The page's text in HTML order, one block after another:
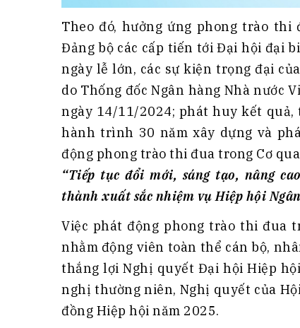
Theo đó, hưởng ứng phong trào
Đảng bộ các cấp tiến tới Đại hội đại
ngày lễ lớn, các sự kiện trọng đại
do Thống đốc Ngân hàng Nhà nước
ngày 14/11/2024; phát huy kết
hành trình 30 năm xây dựng và
động phong trào thi đua trong Cơ
“Tiếp tục đổi mới, sáng tạo, nâng
thành xuấtsắc nhiệm vụ Hiệp hội
Việc phát động phong trào thi đua
nhằm động viên toàn thể cán bộ,
thắng lợi Nghị quyết Đại hội Hiệp
nghị thường niên, Nghị quyết của
đồng Hiệp hội năm 2025.